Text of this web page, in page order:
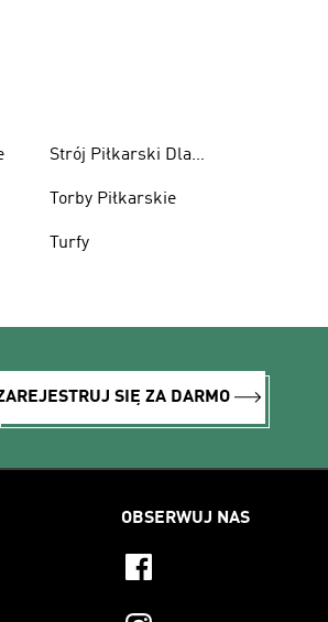
Strój Piłkarski Dla
Torby Piłkarskie
Turfy
SIĘ ZA DARMO
OBSERWUJ NAS